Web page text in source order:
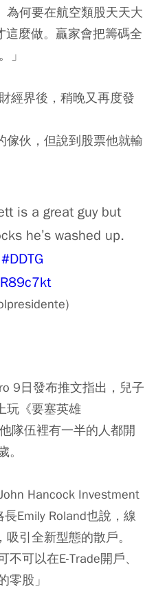
為何要在航空類股天天大
這麼做。贏家會把籌碼全
」
經界後，稍晚又再度發
傢伙，但說到股票他就輸
is a great guy but
he’s washed up.
#DDTG
9日發布推文指出，兒子
玩《要塞英雄
隊伍裡有一半的人都開
Hancock Investment
Emily Roland也說，線
引全新型態的散戶。
不可以在E-Trade開戶、
零股」